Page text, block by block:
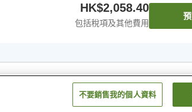
HK$2,058.40
包括稅項及其他費用
不要銷售我的個人資料